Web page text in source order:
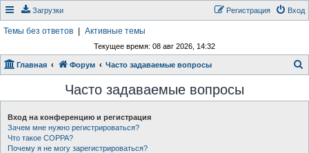
Загрузки Вход
Регистрация
Темы без ответов Активные темы
Текущее время: 08 авг 2026, 14:32
Главная Форум Часто задаваемые вопросы
Часто задаваемые вопросы
Вход на конференцию и регистрация
Зачем мне нужно регистрироваться?
Что такое COPPA?
Почему я не могу зарегистрироваться?